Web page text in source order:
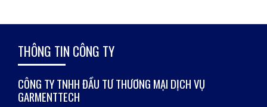
THÔNG TIN CÔNG TY
CÔNG TY TNHH ĐẦU TƯ THƯƠNG MẠI DỊCH VỤ
GARMENTTECH